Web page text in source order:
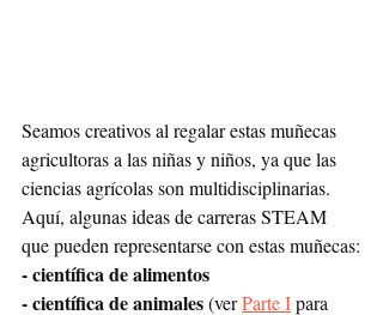
Seamos creativos al regalar estas muñecas
agricultoras a las niñas y niños, ya que las
ciencias agrícolas son multidisciplinarias.
Aquí, algunas ideas de carreras STEAM
que pueden representarse con estas muñecas:
- científica de alimentos
- científica de animales (ver Parte I para